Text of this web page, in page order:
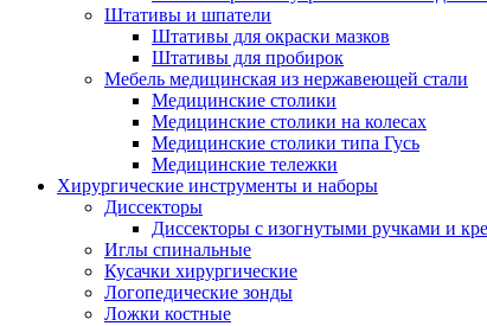
Штативы и шпатели
Штативы для окраски мазков
Штативы для пробирок
Мебель медицинская из нержавеющей стали
Медицинские столики
Медицинские столики на колесах
Медицинские столики типа Гусь
Медицинские тележки
Хирургические инструменты и наборы
Диссекторы
Диссекторы с изогнутыми ручками и
Иглы спинальные
Кусачки хирургические
Логопедические зонды
Ложки костные